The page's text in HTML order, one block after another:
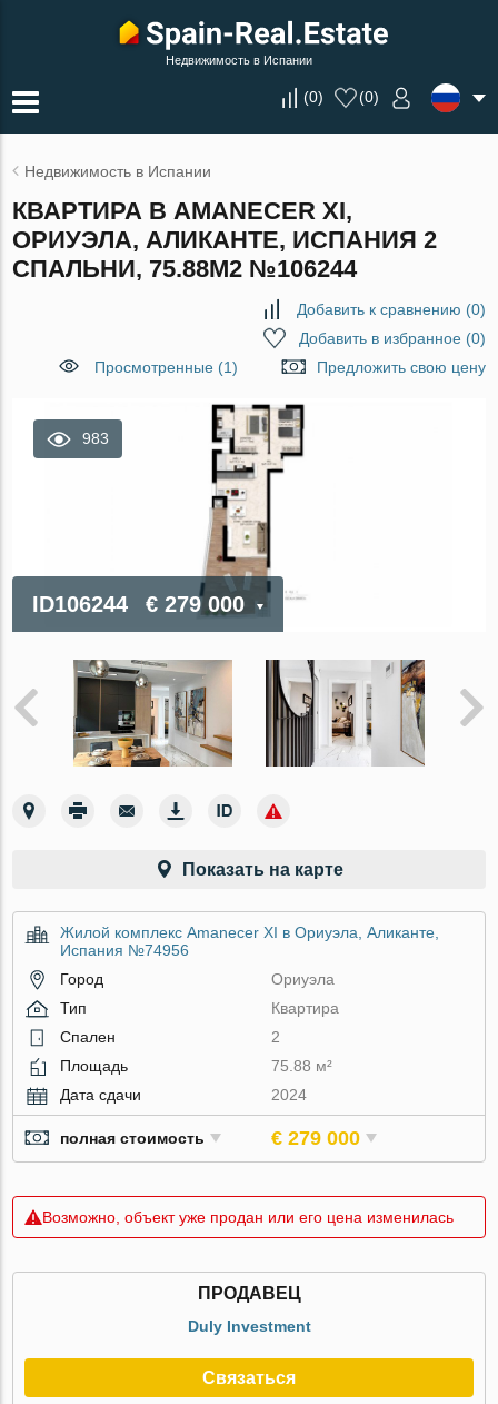
Недвижимость в Испании
(0) (0)
Недвижимость в Испании
КВАРТИРА В AMANECER XI,
ОРИУЭЛА, АЛИКАНТЕ, ИСПАНИЯ 2
СПАЛЬНИ, 75.88М2 №106244
Добавить к сравнению (0)
Добавить в избранное(0)
Просмотренные (1)
Предложить свою цену
983
ID106244 € 279 000
Показать на карте
Жилой комплекс Amanecer XI в Ориуэла, Аликанте,
Испания №74956
Город
Ориуэла
Тип
Квартира
Спален
2
Площадь
75.88 м²
Дата сдачи
2024
полная стоимость € 279 000
Возможно, объект уже продан или его цена изменилась
ПРОДАВЕЦ
Duly Investment
Связаться